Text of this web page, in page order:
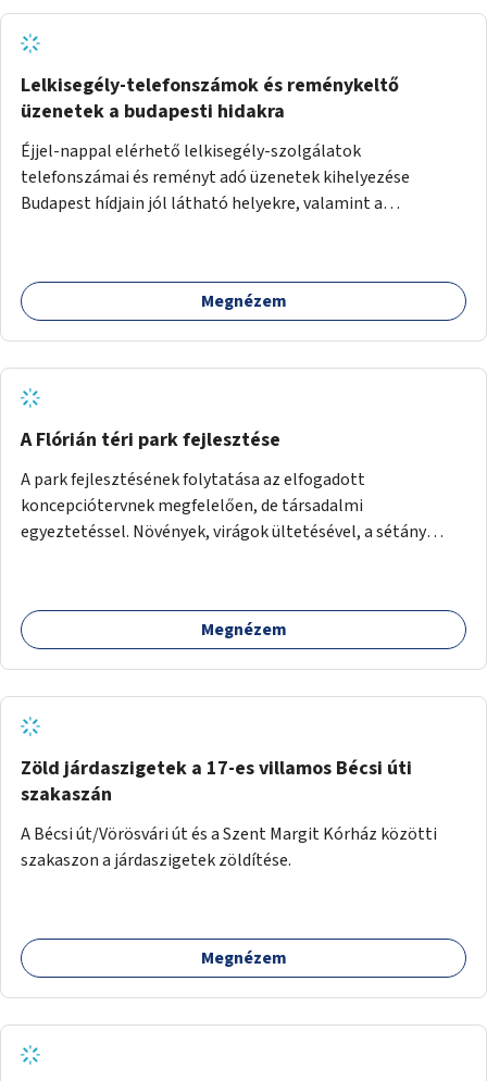
Lelkisegély-telefonszámok és reménykeltő
üzenetek a budapesti hidakra
Éjjel-nappal elérhető lelkisegély-szolgálatok
telefonszámai és reményt adó üzenetek kihelyezése
Budapest hídjain jól látható helyekre, valamint a
fogadására.
Megnézem
A Flórián téri park fejlesztése
A park fejlesztésének folytatása az elfogadott
koncepciótervnek megfelelően, de társadalmi
egyeztetéssel. Növények, virágok ültetésével, a sétány
Megnézem
Zöld járdaszigetek a 17-es villamos Bécsi úti
szakaszán
A Bécsi út/Vörösvári út és a Szent Margit Kórház közötti
szakaszon a járdaszigetek zöldítése.
Megnézem